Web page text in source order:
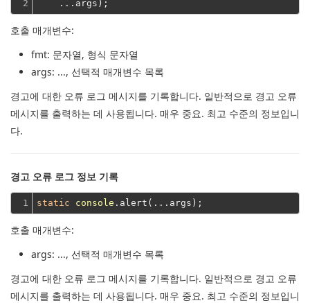
2
    ...args);
호출 매개변수:
fmt: 문자열, 형식 문자열
args: ..., 선택적 매개변수 목록
경고에 대한 오류 로그 메시지를 기록합니다. 일반적으로 경고 오류
메시지를 출력하는 데 사용됩니다. 매우 중요. 최고 수준의 정보입니
다.
경고 오류 로그 정보 기록
1 static console
호출 매개변수:
args: ..., 선택적 매개변수 목록
경고에 대한 오류 로그 메시지를 기록합니다. 일반적으로 경고 오류
메시지를 출력하는 데 사용됩니다. 매우 중요. 최고 수준의 정보입니